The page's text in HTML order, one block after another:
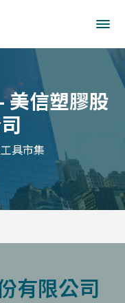
美信塑膠股
具市集
有限公司